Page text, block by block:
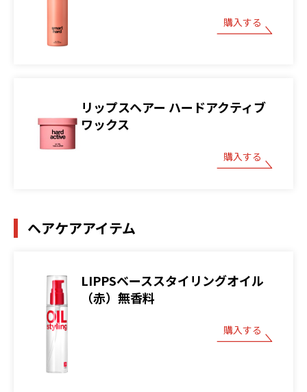
購入する
リップスヘアー ハードアクティブ
ワックス
購入する
ヘアケアアイテム
LIPPSベーススタイリングオイル
（赤）無香料
購入する